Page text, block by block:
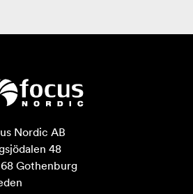
Nordic AB
48
68 Gothenburg